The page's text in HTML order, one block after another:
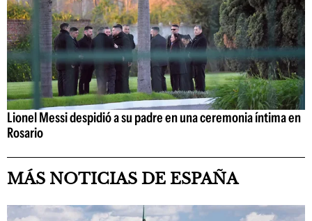
Lionel Messi despidió a su padre en una ceremonia íntima en
Rosario
MÁS NOTICIAS DE ESPAÑA